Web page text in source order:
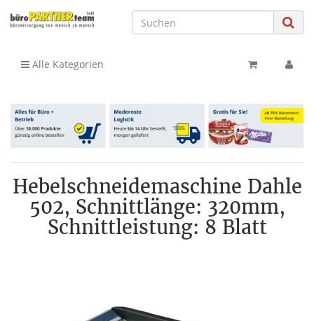
Alle Kategorien
Hebelschneidemaschine Dahle
502, Schnittlänge: 320mm,
Schnittleistung: 8 Blatt